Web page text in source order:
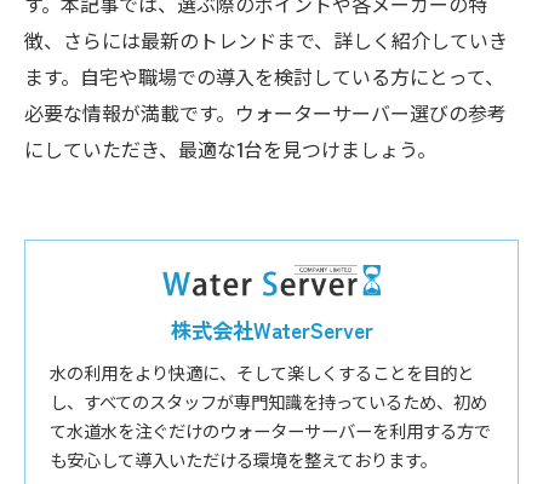
徴、さらには最新のトレンドまで、詳しく紹介していき
ます。自宅や職場での導入を検討している方にとって、
必要な情報が満載です。ウォーターサーバー選びの参考
にしていただき、最適な1台を見つけましょう。
株式会社WaterServer
水の利用をより快適に、そして楽しくすることを目的と
し、すべてのスタッフが専門知識を持っているため、初め
て水道水を注ぐだけのウォーターサーバーを利用する方で
も安心して導入いただける環境を整えております。